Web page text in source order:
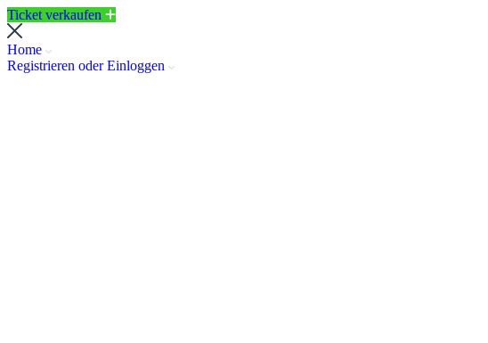
Ticket verkaufen
Home
Registrieren oder Einloggen